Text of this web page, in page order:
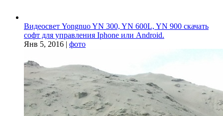
Видеосвет Yongnuo YN 300, YN 600L, YN 900 скачать
софт для управления Iphone или Android.
Янв 5, 2016 | фото